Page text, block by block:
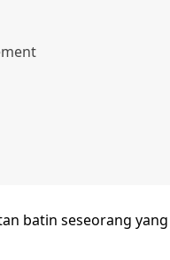
batin seseorang